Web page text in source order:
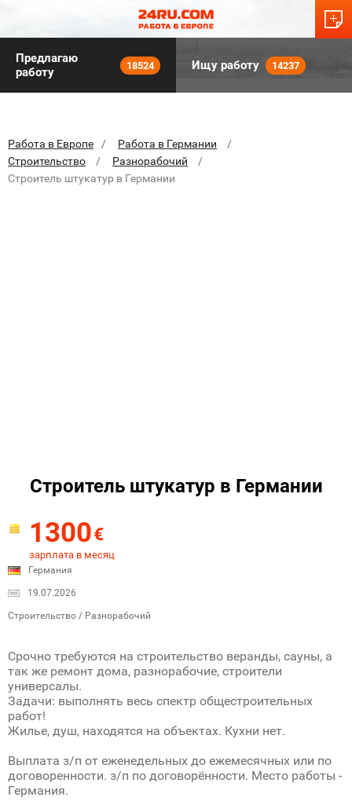
Предлагаю
работу
18524 Ищу работу 14237
Работа в Европе
Работа в Германии
Строительство
Разнорабочий
Строитель штукатур в Германии
Строитель штукатур в Германии
1300€
зарплата в месяц
Германия
19.07.2026
Строительство / Разнорабочий
Срочно требуются на строительство веранды, сауны, а
так же ремонт дома, разнорабочие, строители
универсалы.
Задачи: выполнять весь спектр общестроительных
работ!
Жилье, душ, находятся на объектах. Кухни нет.
Выплата з/п от еженедельных до ежемесячных или по
договоренности. з/п по договорённости. Место работы -
Германия.